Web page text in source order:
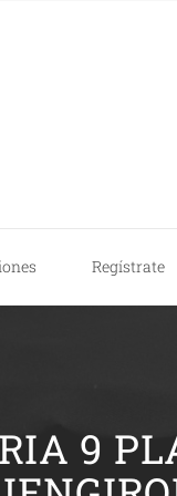
Regístrate
9